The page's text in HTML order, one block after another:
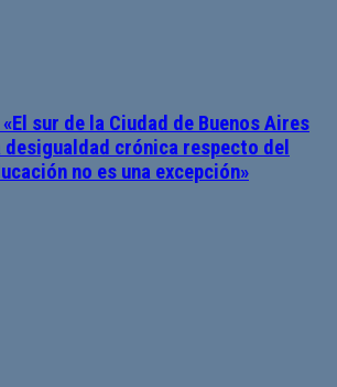
sur de la Ciudad de Buenos Aires
desigualdad crónica respecto del
no es una excepción»